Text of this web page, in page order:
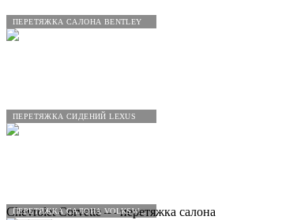
ПЕРЕТЯЖКА САЛОНА BENTLEY
ПЕРЕТЯЖКА СИДЕНИЙ LEXUS
ПЕРЕТЯЖКА САЛОНА VOLKSWAGEN
Chevrolet Corvette — перетяжка салона